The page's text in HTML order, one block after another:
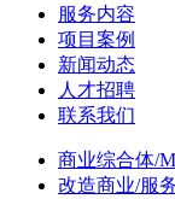
服务内容
项目案例
新闻动态
人才招聘
联系我们
商业综合体/
改造商业/服